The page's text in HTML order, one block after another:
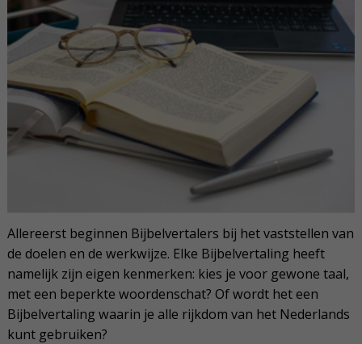
Allereerst beginnen Bijbelvertalers bij het vaststellen van
de doelen en de werkwijze. Elke Bijbelvertaling heeft
namelijk zijn eigen kenmerken: kies je voor gewone taal,
met een beperkte woordenschat? Of wordt het een
Bijbelvertaling waarin je alle rijkdom van het Nederlands
kunt gebruiken?